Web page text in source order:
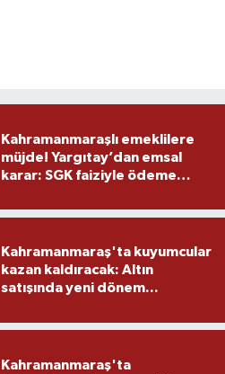
Kahramanmaraşlı emeklilere
müjde! Yargıtay’dan emsal
karar: SGK faiziyle ödeme
Kahramanmaraş'ta kuyumcular
kazan kaldıracak: Altın
satışında yeni dönem...
Kahramanmaraş'ta